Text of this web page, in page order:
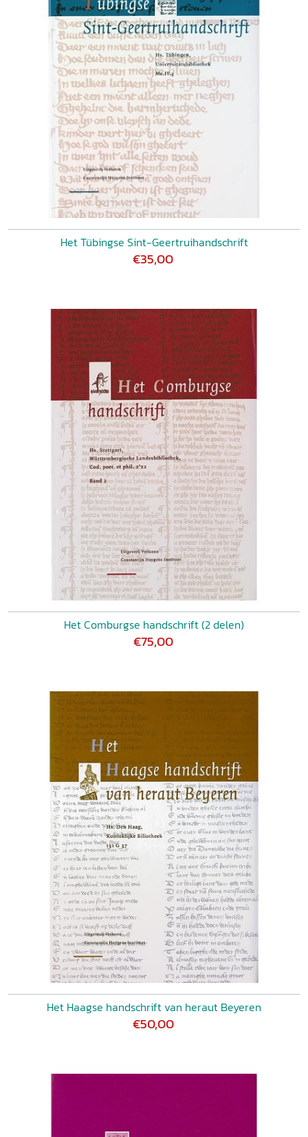
Het Tübingse Sint-Geertruihandschrift
€35,00
Het Comburgse handschrift (2 delen)
€75,00
Het Haagse handschrift van heraut Beyeren
€50,00